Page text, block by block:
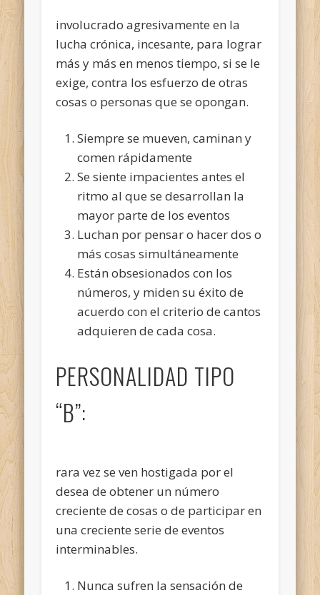
involucrado agresivamente en la
lucha crónica, incesante, para lograr
más y más en menos tiempo, si se le
exige, contra los esfuerzo de otras
cosas o personas que se opongan.
Siempre se mueven, caminan y
comen rápidamente
Se siente impacientes antes el
ritmo al que se desarrollan la
mayor parte de los eventos
Luchan por pensar o hacer dos o
más cosas simultáneamente
Están obsesionados con los
números, y miden su éxito de
acuerdo con el criterio de cantos
adquieren de cada cosa.
PERSONALIDAD TIPO
“B”:
rara vez se ven hostigada por el
desea de obtener un número
creciente de cosas o de participar en
una creciente serie de eventos
interminables.
Nunca sufren la sensación de